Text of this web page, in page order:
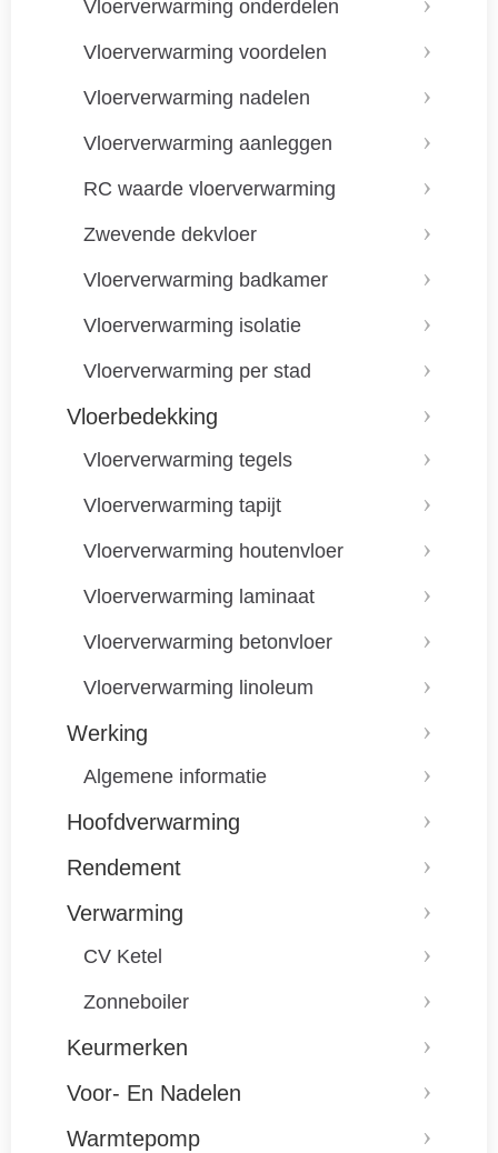
Vloerverwarming onderdelen
Vloerverwarming voordelen
Vloerverwarming nadelen
Vloerverwarming aanleggen
RC waarde vloerverwarming
Zwevende dekvloer
Vloerverwarming badkamer
Vloerverwarming isolatie
Vloerverwarming per stad
Vloerbedekking
Vloerverwarming tegels
Vloerverwarming tapijt
Vloerverwarming houtenvloer
Vloerverwarming laminaat
Vloerverwarming betonvloer
Vloerverwarming linoleum
Werking
Algemene informatie
Hoofdverwarming
Rendement
Verwarming
CV Ketel
Zonneboiler
Keurmerken
Voor- En Nadelen
Warmtepomp